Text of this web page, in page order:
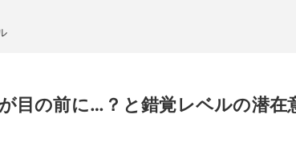
チャネリング
オーラ
西洋占星術
目の前に…？と錯覚レベルの潜